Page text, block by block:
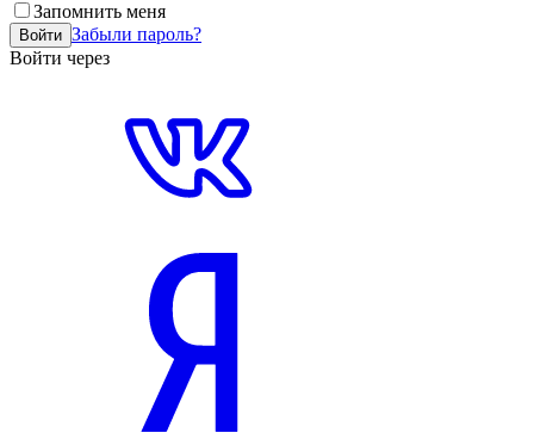
Запомнить меня
Войти Забыли пароль?
Войти через